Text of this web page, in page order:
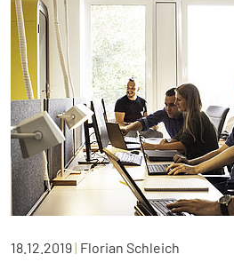
18.12.2019| Florian Schleich